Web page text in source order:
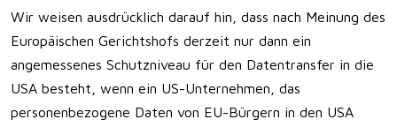
Wir weisen ausdrücklich darauf hin, dass nach Meinung des
Europäischen Gerichtshofs derzeit nur dann ein
angemessenes Schutzniveau für den Datentransfer in die
USA besteht, wenn ein US-Unternehmen, das
personenbezogene Daten von EU-Bürgern in den USA